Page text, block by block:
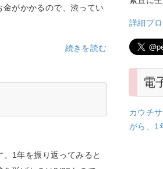
がかかるので、渋ってい
続きを読む
1年を振り返ってみると
詳細プ
電
カウチ
がら、1